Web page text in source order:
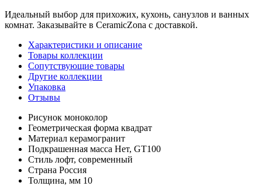
Идеальный выбор для прихожих, кухонь, санузлов и ванных
комнат. Заказывайте в CeramicZona с доставкой.
Характеристики и описание
Товары коллекции
Сопутствующие товары
Другие коллекции
Упаковка
Отзывы
Рисунок моноколор
Геометрическая форма квадрат
Материал керамогранит
Подкрашенная масса Нет, GT100
Стиль лофт, современный
Страна Россия
Толщина, мм 10